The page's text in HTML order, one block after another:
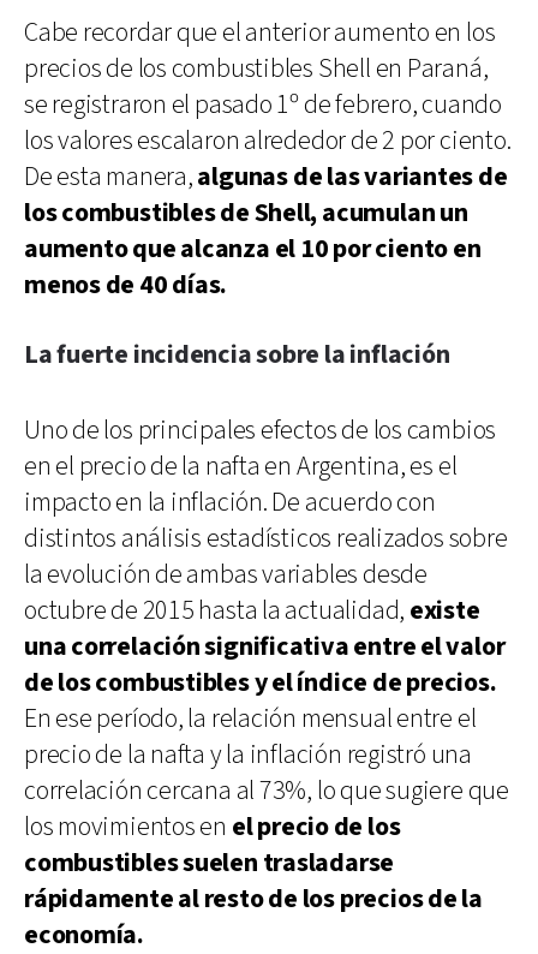
Cabe recordar que el anterior aumento en los
precios de los combustibles Shell en Paraná,
se registraron el pasado 1º de febrero, cuando
los valores escalaron alrededor de 2 por ciento.
De esta manera,algunas de las variantes de
los combustibles de Shell, acumulan un
aumento que alcanza el 10 por ciento en
menos de 40 días.
La fuerte incidencia sobre la inflación
Uno de los principales efectos de los cambios
en el precio de la nafta en Argentina, es el
impacto en la inflación. De acuerdo con
distintos análisis estadísticos realizados sobre
la evolución de ambas variables desde
octubre de 2015 hasta la actualidad, existe
una correlación significativa entre el valor
de los combustibles y el índice de precios.
En ese período, la relación mensual entre el
precio de la nafta y la inflación registró una
correlación cercana al 73%, lo que sugiere que
los movimientos en el precio de los
combustibles suelen trasladarse
rápidamente al resto de los precios de la
economía.